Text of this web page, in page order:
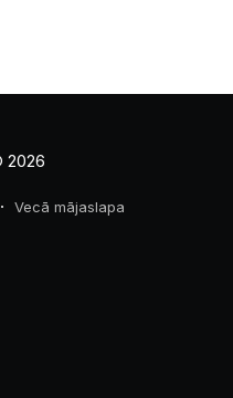
2026
Vecā mājaslapa